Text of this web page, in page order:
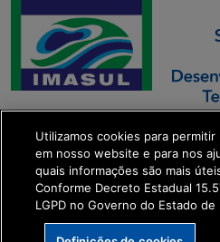
SETDIG | Secretaria-
Executiva de
Transformação Digital
get_footer();
Utilizamos cookies para
em nosso website e para nos
quais informações são mais
Conforme Decreto Estadual
LGPD no Governo do Estado